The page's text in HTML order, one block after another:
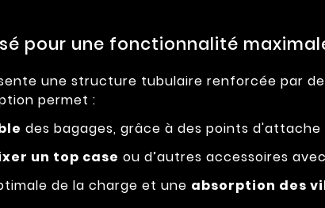
pour une fonctionnalité
une structure tubulaire renforcée par
permet :
des bagages, grâce à des points
un top case ou d’autres accessoires
de la charge et une absorption des